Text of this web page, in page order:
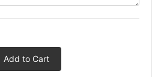
Add to Cart